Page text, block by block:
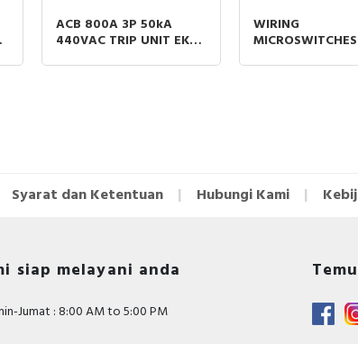
ACB 800A 3P 50kA
440VAC TRIP UNIT EK-1
WIRING
Syarat dan Ketentuan Hubungi Kami
siap melayani anda
Jumat : 8:00 AM to 5:00 PM